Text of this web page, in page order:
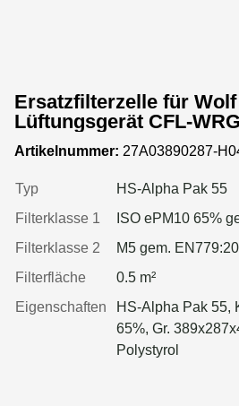
Ersatzfilterzelle für
Lüftungsgerät CFL-
WRG
Artikelnummer: 27A03890287-
Typ
HS-Alpha Pak 55
Filterklasse 1
ISO ePM10 65%
Filterklasse 2
M5 gem.
Filterfläche
0.5 m²
Eigenschaften
HS-Alpha Pak 55,
65%, Gr.
Polystyrol